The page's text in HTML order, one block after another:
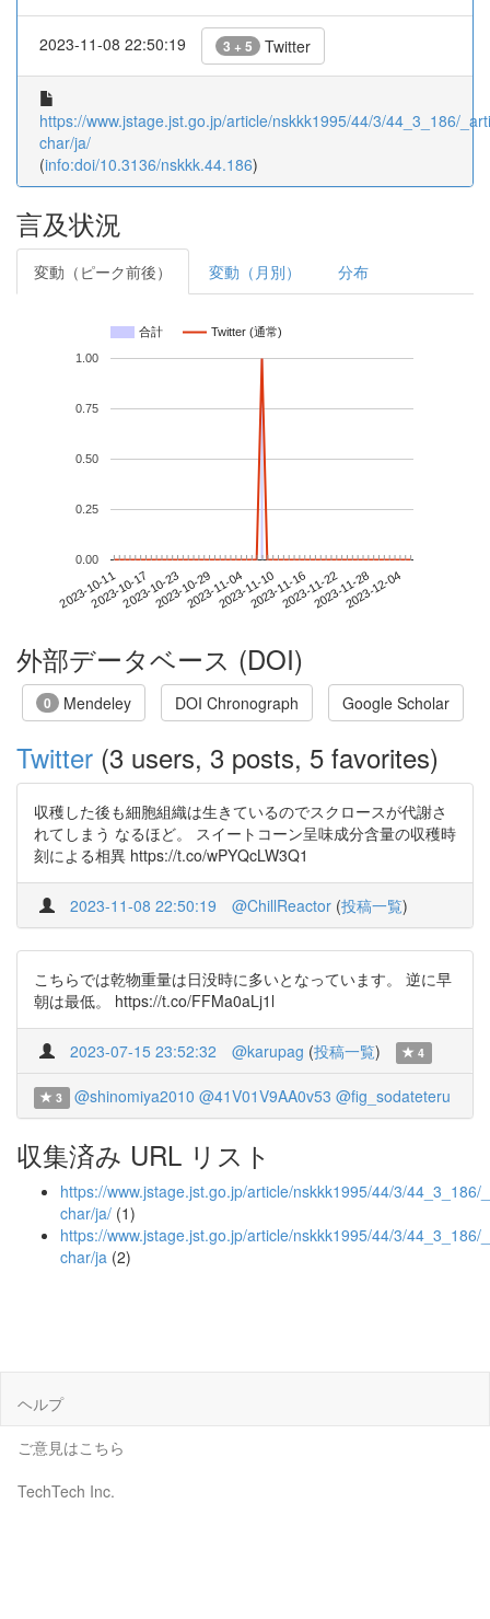
2023-11-08 22:50:19 3 + 5 Twitter
https://www.jstage.jst.go.jp/article/nskkk1995/44/3/44_3_186/
char/ja/
(info:doi/10.3136/nskkk.44.186)
言及状況
変動（ピーク前後） 変動（月別） 分布
合計 Twitter (通常)
2023-10-112023-10-172023-10-232023-10-292023-11-042023-11-102023-11-162023-11-222023-11-282023-12-04
0.00
0.25
0.50
0.75
1.00
外部データベース (DOI)
0 Mendeley DOI Chronograph Google Scholar
Twitter (3 users, 3 posts, 5 favorites)
収穫した後も細胞組織は生きているのでスクロースが代謝さ
れてしまう なるほど。 スイートコーン呈味成分含量の収穫時
刻による相異 https://t.co/wPYQcLW3Q1
2023-11-08 22:50:19 @ChillReactor (投稿一覧)
こちらでは乾物重量は日没時に多いとなっています。 逆に早
朝は最低。 https://t.co/FFMa0aLj1l
2023-07-15 23:52:32 @karupag (投稿一覧) 4
3 @shinomiya2010 @41V01V9AA0v53 @fig_sodateteru
収集済み URL リスト
https://www.jstage.jst.go.jp/article/nskkk1995/44/3/44_3_186/
char/ja/ (1)
https://www.jstage.jst.go.jp/article/nskkk1995/44/3/44_3_186/
char/ja (2)
ヘルプ
ご意見はこちら
TechTech Inc.